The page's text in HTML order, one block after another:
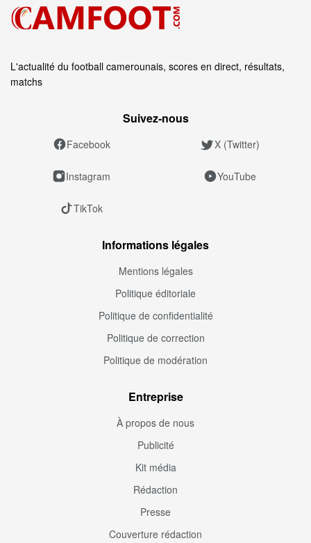
L'actualité du football camerounais, scores en direct, résultats,
matchs
Suivez‑nous
Facebook X (Twitter)
Instagram YouTube
TikTok
Informations légales
Mentions légales
Politique éditoriale
Politique de confidentialité
Politique de correction
Politique de modération
Entreprise
À propos de nous
Publicité
Kit média
Rédaction
Presse
Couverture rédaction